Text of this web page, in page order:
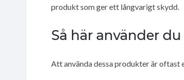
produkt som ger ett långvarigt skydd.
Så här använder
Att använda dessa produkter är oftast